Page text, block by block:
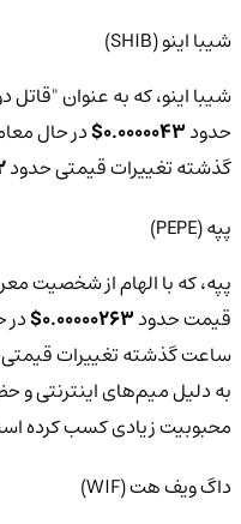
شیبا اینو (SHIB)
شیبا اینو، که به عنوان
حدود0.0000043$
گذشته تغییرات قیمتی حدود
پپه (PEPE)
پپه، که با الهام از شخصیت
قیمت حدود0.00000263$
ساعت گذشته تغییرات
به دلیل میم‌های اینترنتی و
محبوبیت زیادی کسب کرده
داگ ویف هت (WIF)